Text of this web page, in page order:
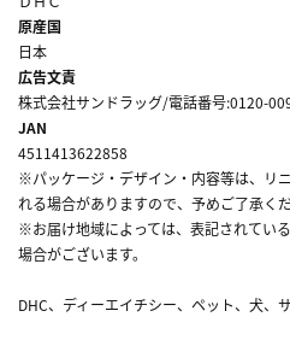
原産国
日本
広告文責
株式会社サンドラッグ/電話番号:0120-
JAN
4511413622858
※パッケージ・デザイン・内容等は、リ
れる場合がありますので、予めご了承くだ
※お届け地域によっては、表記されてい
場合がございます。
DHC、ディーエイチシー、ペット、犬、